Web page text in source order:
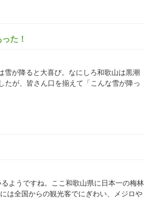
た！
が降ると大喜び。なにしろ和歌山は黒潮
が、皆さん口を揃えて「こんな雪が降っ
ようですね。ここ和歌山県に日本一の梅林
は全国からの観光客でにぎわい、メジロや